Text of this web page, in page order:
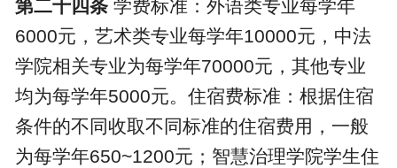
第二十四条 学费标准：外语类专业每学年
6000元，艺术类专业每学年10000元，中法
学院相关专业为每学年70000元，其他专业
均为每学年5000元。住宿费标准：根据住宿
条件的不同收取不同标准的住宿费用，一般
为每学年650~1200元；智慧治理学院学生住